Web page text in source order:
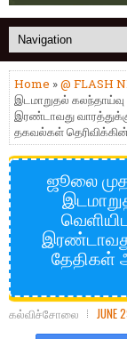
Home »@ FLASH
இடமாறுதல்
இரண்டாவது
தகவல்கள்
ஜூலை
தேதிகள்
கல்விச்சோலை JUNE